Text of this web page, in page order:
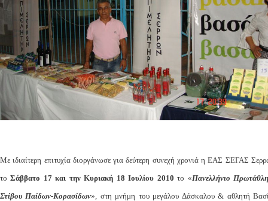
Με ιδιαίτερη επιτυχία διοργάνωσε για δεύτερη συνεχή χρονιά η ΕΑΣ ΣΕΓΑΣ
τοΣάββατο 17 και την Κυριακή 18 Ιουλίου 2010 το «Πανελλήνιο
Στίβου Παίδων-Κορασίδων», στη μνήμη του μεγάλου Δάσκαλου & αθλητή